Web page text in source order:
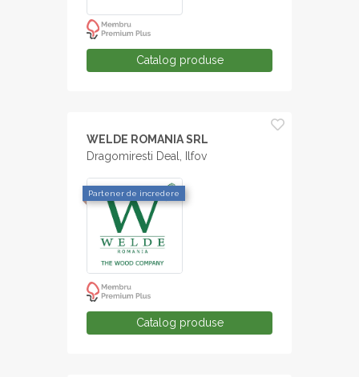
Catalog produse
WELDE ROMANIA SRL
Dragomiresti Deal, Ilfov
Partener de incredere
Catalog produse